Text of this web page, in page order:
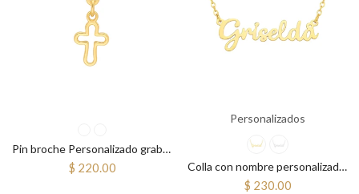
Pin broche Personalizado grabado fistol prendedor bautizo primera comunión cruz
$ 220.00
Personalizados
Colla con nombre personalizado cursiva
$ 230.00